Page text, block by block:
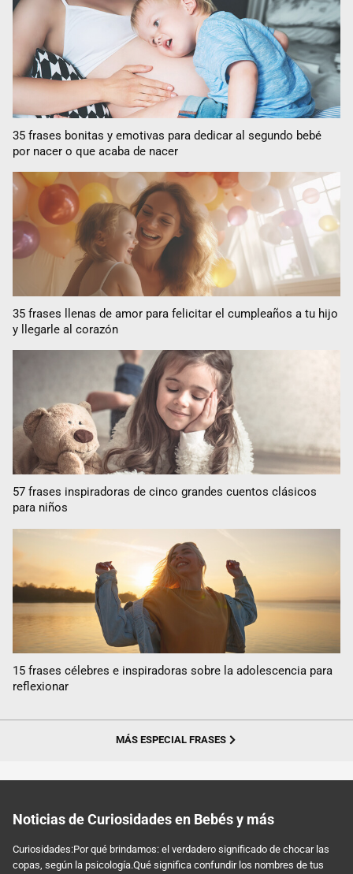
35 frases bonitas y emotivas para dedicar al segundo bebé
por nacer o que acaba de nacer
35 frases llenas de amor para felicitar el cumpleaños a tu hijo
y llegarle al corazón
57 frases inspiradoras de cinco grandes cuentos clásicos
para niños
15 frases célebres e inspiradoras sobre la adolescencia para
reflexionar
MÁS ESPECIAL FRASES
Noticias de Curiosidades en Bebés y más
Curiosidades:Por qué brindamos: el verdadero significado de chocar las
copas, según la psicología.Qué significa confundir los nombres de tus